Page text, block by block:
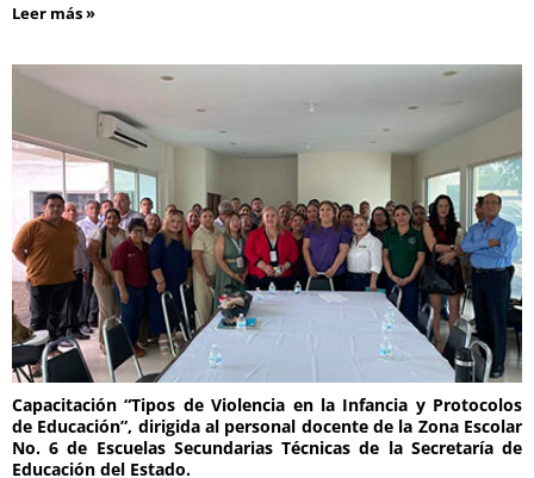
Leer más »
Capacitación “Tipos de Violencia en la Infancia y Protocolos
de Educación”, dirigida al personal docente de la Zona Escolar
No. 6 de Escuelas Secundarias Técnicas de la Secretaría de
Educación del Estado.